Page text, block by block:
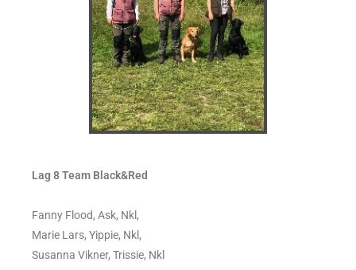
Lag 8 Team Black&Red
Fanny Flood, Ask, Nkl,
Marie Lars, Yippie, Nkl,
Susanna Vikner, Trissie, Nkl